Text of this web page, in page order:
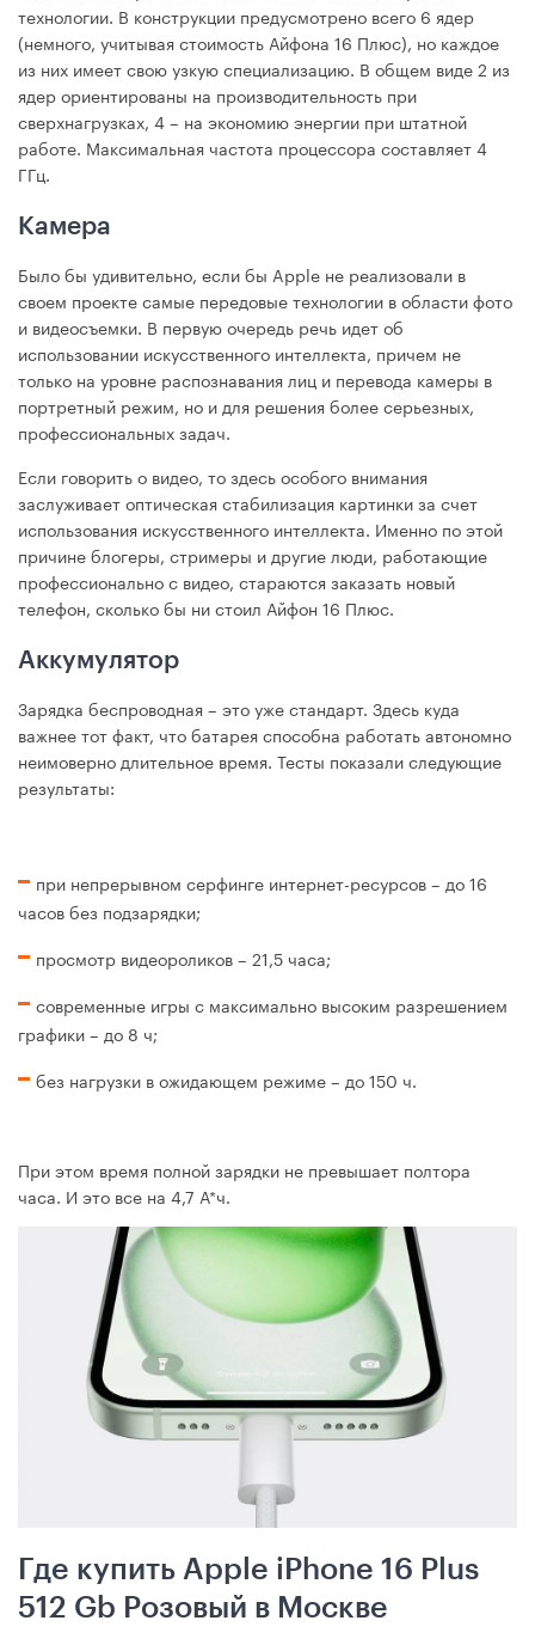
технологии. В конструкции предусмотрено всего 6 ядер
(немного, учитывая стоимость Айфона 16 Плюс), но каждое
из них имеет свою узкую специализацию. В общем виде 2 из
ядер ориентированы на производительность при
сверхнагрузках, 4 – на экономию энергии при штатной
работе. Максимальная частота процессора составляет 4
ГГц.
Камера
Было бы удивительно, если бы Apple не реализовали в
своем проекте самые передовые технологии в области фото
и видеосъемки. В первую очередь речь идет об
использовании искусственного интеллекта, причем не
только на уровне распознавания лиц и перевода камеры в
портретный режим, но и для решения более серьезных,
профессиональных задач.
Если говорить о видео, то здесь особого внимания
заслуживает оптическая стабилизация картинки за счет
использования искусственного интеллекта. Именно по этой
причине блогеры, стримеры и другие люди, работающие
профессионально с видео, стараются заказать новый
телефон, сколько бы ни стоил Айфон 16 Плюс.
Аккумулятор
Зарядка беспроводная – это уже стандарт. Здесь куда
важнее тот факт, что батарея способна работать автономно
неимоверно длительное время. Тесты показали следующие
результаты:
при непрерывном серфинге интернет-ресурсов – до 16
часов без подзарядки;
просмотр видеороликов – 21,5 часа;
современные игры с максимально высоким разрешением
графики – до 8 ч;
без нагрузки в ожидающем режиме – до 150 ч.
При этом время полной зарядки не превышает полтора
часа. И это все на 4,7 А*ч.
Где купить Apple iPhone 16 Plus
512 Gb Розовый в Москве